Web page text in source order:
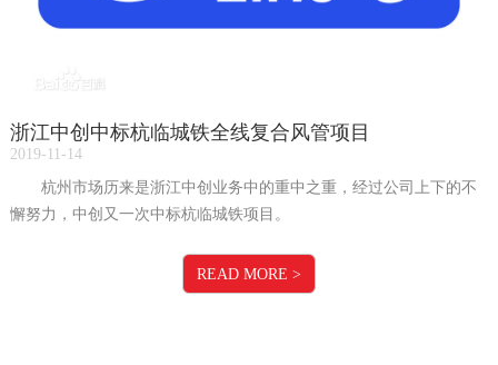
浙江中创中标杭临城铁全线复合风管项目
2019-11-14
杭州市场历来是浙江中创业务中的重中之重，经过公司上下的不
懈努力，中创又一次中标杭临城铁项目。
READ MORE >